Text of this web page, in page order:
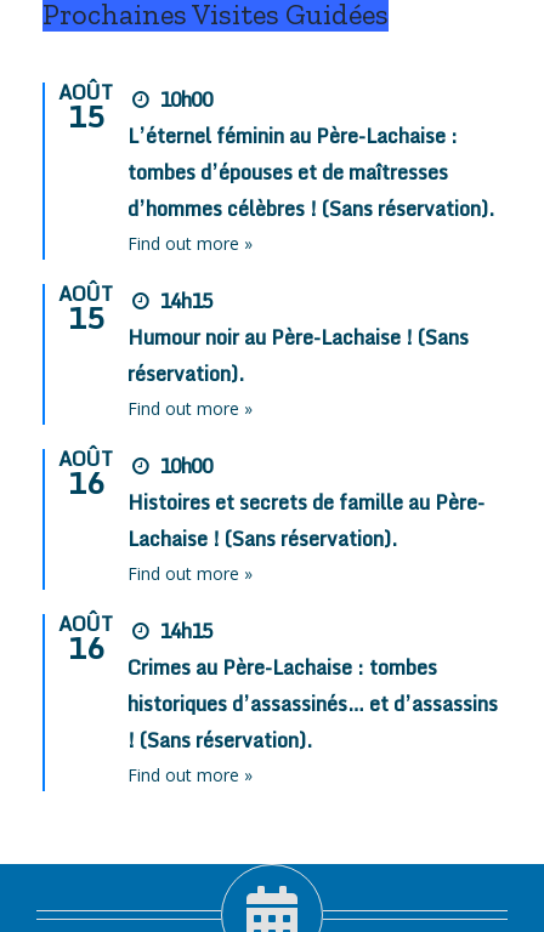
Prochaines Visites Guidées
AOÛT
15
10h00
L’éternel féminin au Père-Lachaise :
tombes d’épouses et de maîtresses
d’hommes célèbres ! (Sans réservation).
Find out more »
AOÛT
15
14h15
Humour noir au Père-Lachaise ! (Sans
réservation).
Find out more »
AOÛT
16
10h00
Histoires et secrets de famille au Père-
Lachaise ! (Sans réservation).
Find out more »
AOÛT
16
14h15
Crimes au Père-Lachaise : tombes
historiques d’assassinés… et d’assassins
! (Sans réservation).
Find out more »